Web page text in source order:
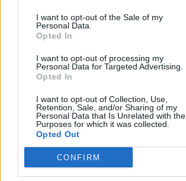
I want to opt-out of the Sale of my
Personal Data.
Opted In
I want to opt-out of processing my
Personal Data for Targeted Advertising.
Opted In
I want to opt-out of Collection, Use,
Retention, Sale, and/or Sharing of my
Personal Data that Is Unrelated with the
Purposes for which it was collected.
Opted Out
CONFIRM
Petal
Ahí ft. Drake
Karol G